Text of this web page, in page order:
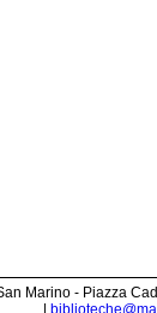
Marino - Piazza